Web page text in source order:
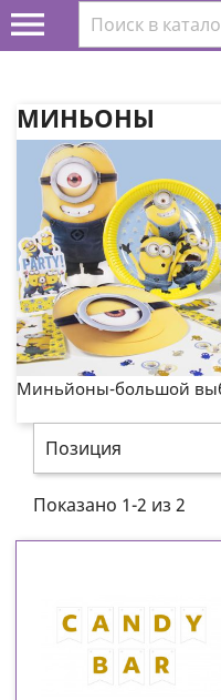

МИНЬОНЫ
Миньйоны-большой
Позиция
Показано 1-2 из 2